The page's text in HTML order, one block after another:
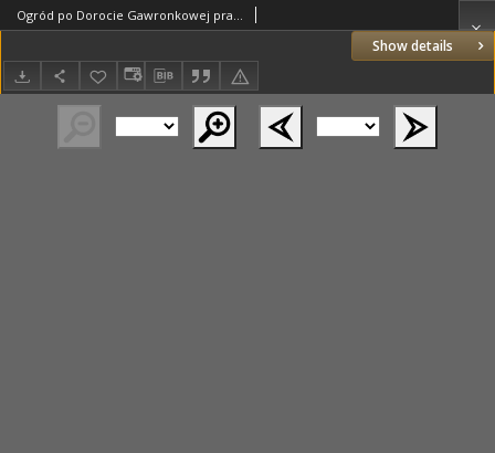
Show details
Ogród po Dorocie Gawronkowej prawem kaduka przeszedł na króla, Kraków 05.03.1553